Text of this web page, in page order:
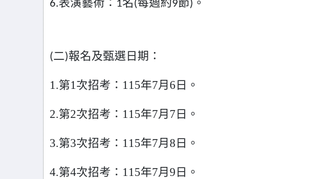
6.表演藝術： 1名(每週約9節) 。
(二)報名及甄選日期：
1.第1次招考：115年7月6日。
2.第2次招考：115年7月7日。
3.第3次招考：115年7月8日。
4.第4次招考：115年7月9日。